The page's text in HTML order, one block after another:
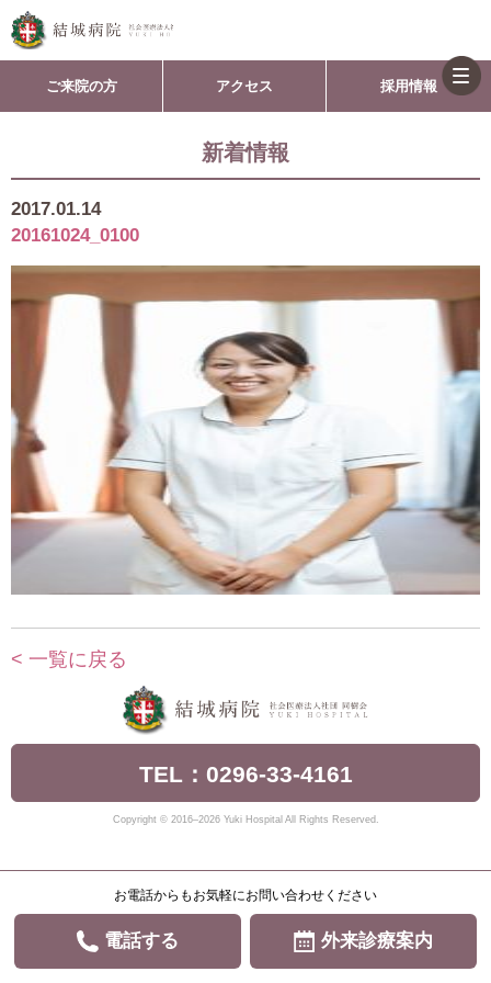
ご来院の方 アクセス 採用情報
新着情報
2017.01.14
20161024_0100
< 一覧に戻る
TEL：0296-33-4161
Copyright © 2016–2026 Yuki Hospital All Rights Reserved.
お電話からもお気軽にお問い合わせください
電話する 外来診療案内